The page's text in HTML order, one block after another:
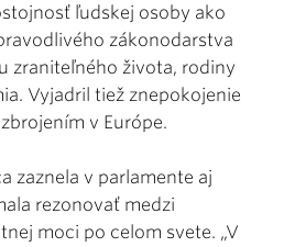
ľudskej osoby ako
zákonodarstva
zraniteľného života, rodiny
Vyjadril tiež znepokojenie
v Európe.
zaznela v parlamente aj
rezonovať medzi
moci po celom svete. „V